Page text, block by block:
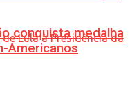
conquista medalha
Americanos